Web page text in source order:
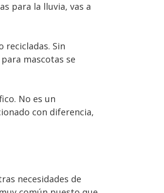
para la lluvia, vas a
recicladas. Sin
mascotas se
No es un
con diferencia,
necesidades de